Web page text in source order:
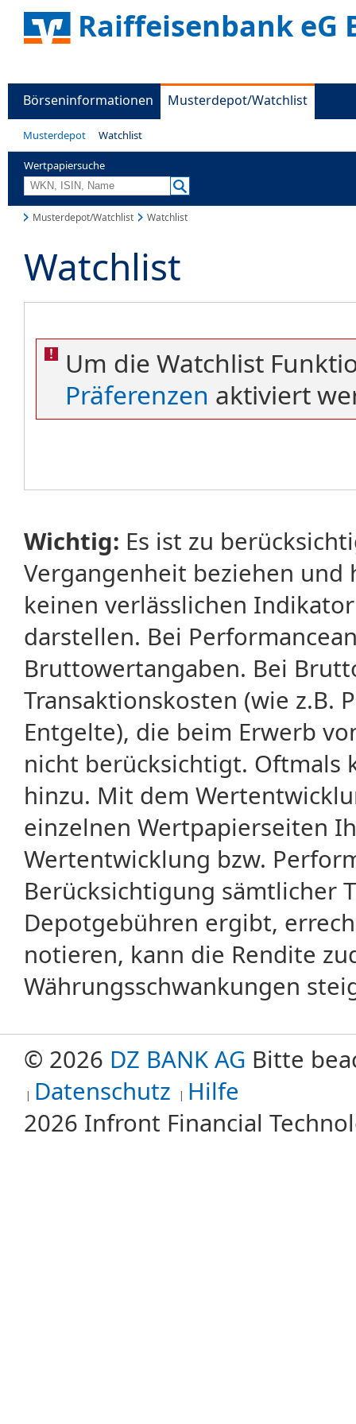
Raiffeisenbank eG
Börseninformationen Musterdepot/Watchlist
Musterdepot Watchlist
Wertpapiersuche
Musterdepot/Watchlist Watchlist
Watchlist
Um die Watchlist
Präferenzen aktiviert
Wichtig: Es ist zu
Vergangenheit beziehen
keinen verlässlichen
darstellen. Bei
Bruttowertangaben. Bei
Transaktionskosten (wie z.B.
Entgelte), die beim Erwerb
nicht berücksichtigt. Oftmals
hinzu. Mit dem
einzelnen Wertpapierseiten
Wertentwicklung bzw.
Berücksichtigung sämtlicher
Depotgebühren ergibt,
notieren, kann die Rendite
Währungsschwankungen
© 2026 DZ BANK AG Bitte
Datenschutz Hilfe
2026 Infront Financial